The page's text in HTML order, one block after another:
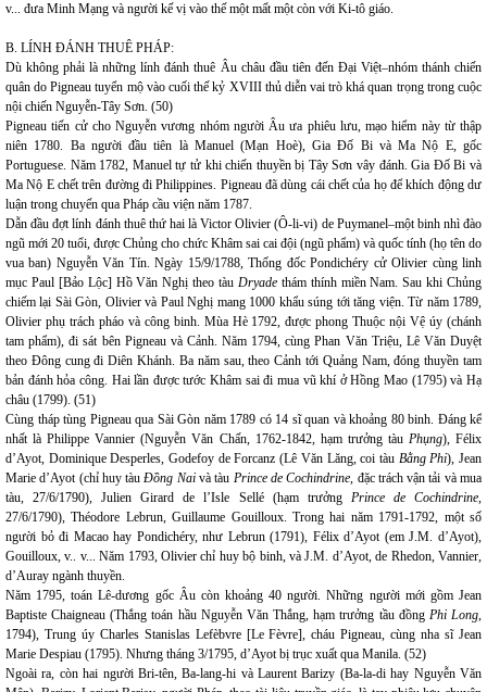
v... đưa Minh Mạng và người kế vị vào thế một mất một còn với Ki-tô giáo.
B. LÍNH ĐÁNH THUÊ PHÁP:
Dù không phải là những lính đánh thuê Âu châu đầu tiên đến Đại Việt–nhóm thánh chiến
quân do Pigneau tuyển mộ vào cuối thế kỷ XVIII thủ diễn vai trò khá quan trọng trong cuộc
nội chiến Nguyễn-Tây Sơn. (50)
Pigneau tiến cử cho Nguyễn vương nhóm người Âu ưa phiêu lưu, mạo hiểm này từ thập
niên 1780. Ba người đầu tiên là Manuel (Mạn Hoè), Gia Đố Bi và Ma Nộ E, gốc
Portuguese. Năm 1782, Manuel tự tử khi chiến thuyền bị Tây Sơn vây đánh. Gia Đố Bi và
Ma Nộ E chết trên đường đi Philippines. Pigneau đã dùng cái chết của họ để khích động dư
luận trong chuyến qua Pháp cầu viện năm 1787.
Dẫn đầu đợt lính đánh thuê thứ hai là Victor Olivier (Ô-li-vi) de Puymanel–một binh nhì đào
ngũ mới 20 tuổi, được Chủng cho chức Khâm sai cai đội (ngũ phẩm) và quốc tính (họ tên do
vua ban) Nguyễn Văn Tín. Ngày 15/9/1788, Thống đốc Pondichéry cử Olivier cùng linh
mục Paul [Bảo Lộc] Hồ Văn Nghị theo tàu Dryadethám thính miền Nam. Sau khi Chủng
chiếm lại Sài Gòn, Olivier và Paul Nghị mang 1000 khẩu súng tới tăng viện. Từ năm 1789,
Olivier phụ trách pháo và công binh. Mùa Hè 1792, được phong Thuộc nội Vệ úy (chánh
tam phẩm), đi sát bên Pigneau và Cảnh. Năm 1794, cùng Phan Văn Triệu, Lê Văn Duyệt
theo Đông cung đi Diên Khánh. Ba năm sau, theo Cảnh tới Quảng Nam, đóng thuyền tam
bản đánh hỏa công. Hai lần được tước Khâm sai đi mua vũ khí ở Hồng Mao (1795) và Hạ
châu (1799). (51)
Cùng tháp tùng Pigneau qua Sài Gòn năm 1789 có 14 sĩ quan và khoảng 80 binh. Đáng kể
nhất là Philippe Vannier (Nguyễn Văn Chấn, 1762-1842, hạm trưởng tàu Phụng), Félix
d’Ayot, Dominique Desperles, Godefoy de Forcanz (Lê Văn Lăng, coi tàu Bằng Phi), Jean
Marie d’Ayot (chỉ huy tàuĐồng Naivà tàu Prince de Cochindrine, đặc trách vận tải và mua
tàu, 27/6/1790), Julien Girard de l’Isle Sellé (hạm trưởng Prince de Cochindrine,
27/6/1790), Théodore Lebrun, Guillaume Gouilloux. Trong hai năm 1791-1792, một số
người bỏ đi Macao hay Pondichéry, như Lebrun (1791), Félix d’Ayot (em J.M. d’Ayot),
Gouilloux, v.. v... Năm 1793, Olivier chỉ huy bộ binh, và J.M. d’Ayot, de Rhedon, Vannier,
d’Auray ngành thuyền.
Năm 1795, toán Lê-dương gốc Âu còn khoảng 40 người. Những người mới gồm Jean
Baptiste Chaigneau (Thắng toán hầu Nguyễn Văn Thắng, hạm trưởng tầu đồng Phi Long,
1794), Trung úy Charles Stanislas Lefèbvre [Le Fèvre], cháu Pigneau, cùng nha sĩ Jean
Marie Despiau (1795). Nhưng tháng 3/1795, d’Ayot bị trục xuất qua Manila. (52)
Ngoài ra, còn hai người Bri-tên, Ba-lang-hi và Laurent Barizy (Ba-la-di hay Nguyễn Văn